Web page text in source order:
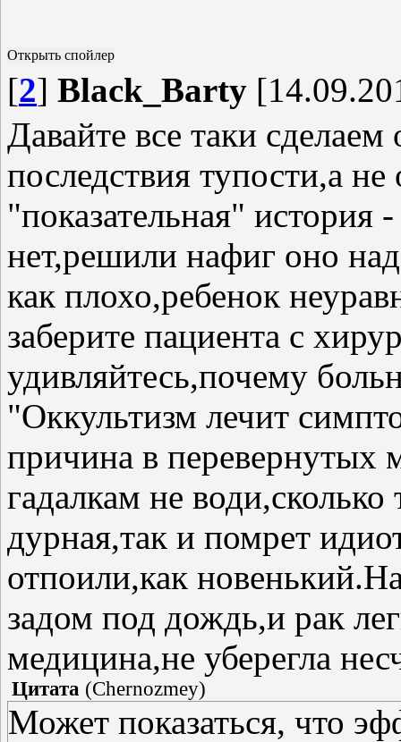
[2] Black_Barty
Давайте все таки
последствия тупости,а
"показательная"
нет,решили нафиг оно
как плохо,ребенок
заберите пациента с
удивляйтесь,почему
"Оккультизм лечит
причина в перевернутых
гадалкам не
дурная,так и помрет
отпоили,как
задом под дождь,и рак
медицина,не уберегла
Цитата (Chernozmey)
Может показаться, что